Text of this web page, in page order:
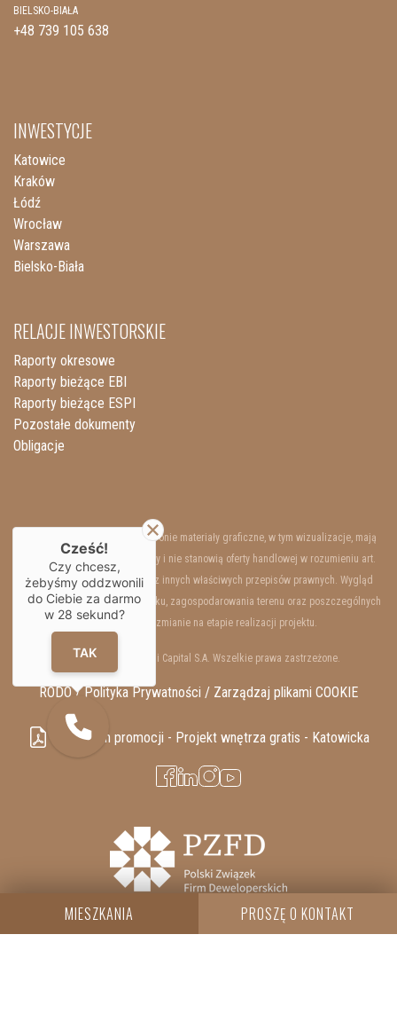
BIELSKO-BIAŁA
+48 739 105 638
INWESTYCJE
Katowice
Kraków
Łódź
Wrocław
Warszawa
Bielsko-Biała
RELACJE INWESTORSKIE
Raporty okresowe
Raporty bieżące EBI
Raporty bieżące ESPI
Pozostałe dokumenty
Obligacje
Przedstawione na niniejszej stronie materiały graficzne, w tym wizualizacje, mają
charakter wyłącznie poglądowy i nie stanowią oferty handlowej w rozumieniu art.
66 §1 Kodeksu Cywilnego oraz innych właściwych przepisów prawnych. Wygląd
wewnętrzny i zewnętrzny budynku, zagospodarowania terenu oraz poszczególnych
lokali mogą ulec zmianie na etapie realizacji projektu.
Copyrights © 2025 Resi Capital S.A. Wszelkie prawa zastrzeżone.
RODO / Polityka Prywatności / Zarządzaj plikami COOKIE
Regulamin promocji - Projekt wnętrza gratis - Katowicka
MIESZKANIA PROSZĘ O KONTAKT
Cześć!
Czy chcesz,
żebyśmy oddzwonili
do Ciebie za darmo
w 28 sekund?
TAK